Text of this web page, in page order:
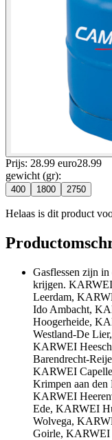
Prijs: 28.99 euro28.99
gewicht (gr):
400 1800 2750
Helaas is dit product
Gasflessen zijn
krijgen.
Leerdam,
Ido Ambacht,
Hoogerheide,
Westland-De
KARWEI
Barendrecht-
KARWEI
Krimpen aan
KARWEI
Ede, KARWEI
Wolvega,
Goirle, KARWEI